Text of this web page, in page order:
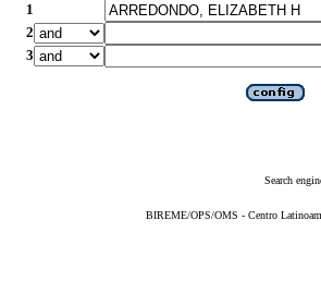
1
2
3
Search
BIREME/OPS/OMS - Centro